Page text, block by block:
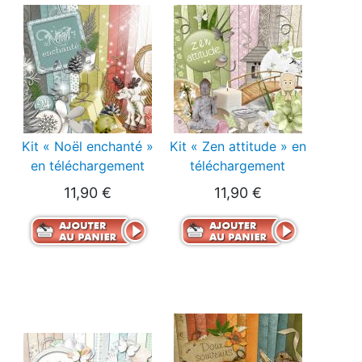
Kit « Noël enchanté »
en téléchargement
11,90 €
Kit « Zen attitude » en
téléchargement
11,90 €